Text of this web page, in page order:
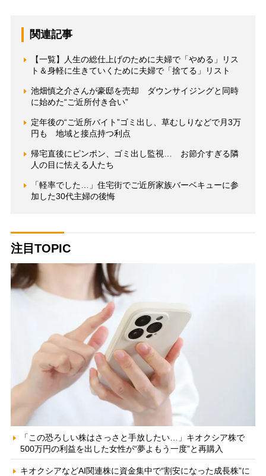
関連記事
【一覧】人生の総仕上げのために夫婦で「やめる」リス
ト＆身軽に生きていくために夫婦で「捨てる」リスト
池畑慎之介さんが豪邸を売却 ダウンサイジングと同時
に始めた“ご近所付き合い”
定年後の“ご近所バイト”ゴミ出し、草むしりなどで月3万
円も 地域と接点持つ利点
帰宅直後にピンポン、ゴミ出し監視… お節介すぎる隣
人の目に怯える人たち
「軽率でした…」住宅街でご近所家族バーベキューに参
加した30代主婦の後悔
注目TOPIC
「この恐ろしい株はさっさと手放したい…」キオクシア株で
500万円の利益を出した女性が“夢よもう一度”と再購入
キオクシアなどAI関連株に資金集中で“割安になった成長株”に